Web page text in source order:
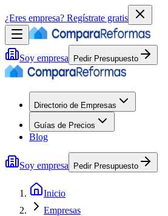
¿Eres empresa? Regístrate gratis
Soy empresa Pedir Presupuesto
Directorio de Empresas
Guías de Precios
Blog
Soy empresa Pedir Presupuesto
Inicio
Empresas